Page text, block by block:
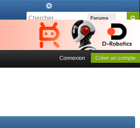
Forums
Connexion Créer un compte